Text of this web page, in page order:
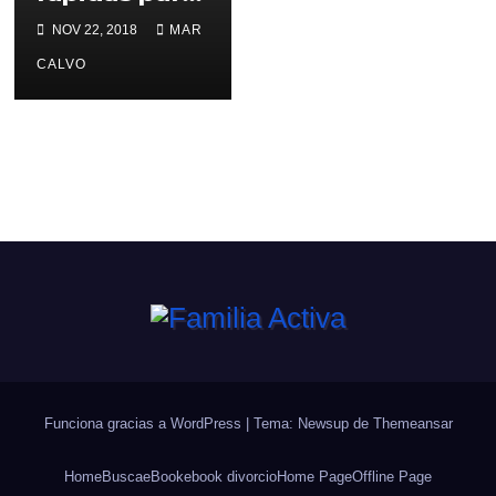
preparar en
casa
NOV 22, 2018 MAR
CALVO
Funciona gracias a WordPress Tema: Newsup de Themeansar
HomeBuscaeBookebook divorcioHome PageOffline Page